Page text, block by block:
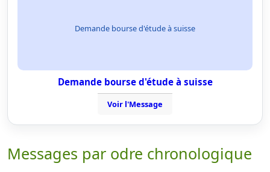
Demande bourse d'étude à suisse
Demande bourse d'étude à suisse
Voir l'Message
Messages par odre chronologique